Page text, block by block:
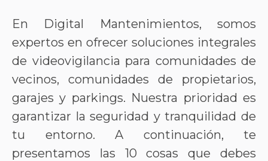
En Digital Mantenimientos, somos
expertos en ofrecer soluciones integrales
de videovigilancia para comunidades de
vecinos, comunidades de propietarios,
garajes y parkings. Nuestra prioridad es
garantizar la seguridad y tranquilidad de
tu entorno. A continuación, te
presentamos las 10 cosas que debes